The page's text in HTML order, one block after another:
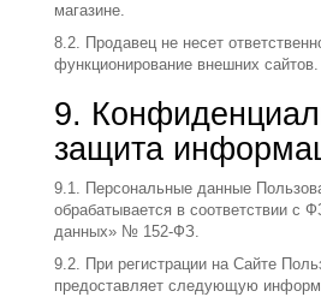
магазине.
8.2. Продавец не несет
функционирование внешних сайтов.
9.
защита
9.1. Персональные данные
обрабатывается в соответствии с
данных» № 152-ФЗ.
9.2. При регистрации на Сайте
предоставляет следующую